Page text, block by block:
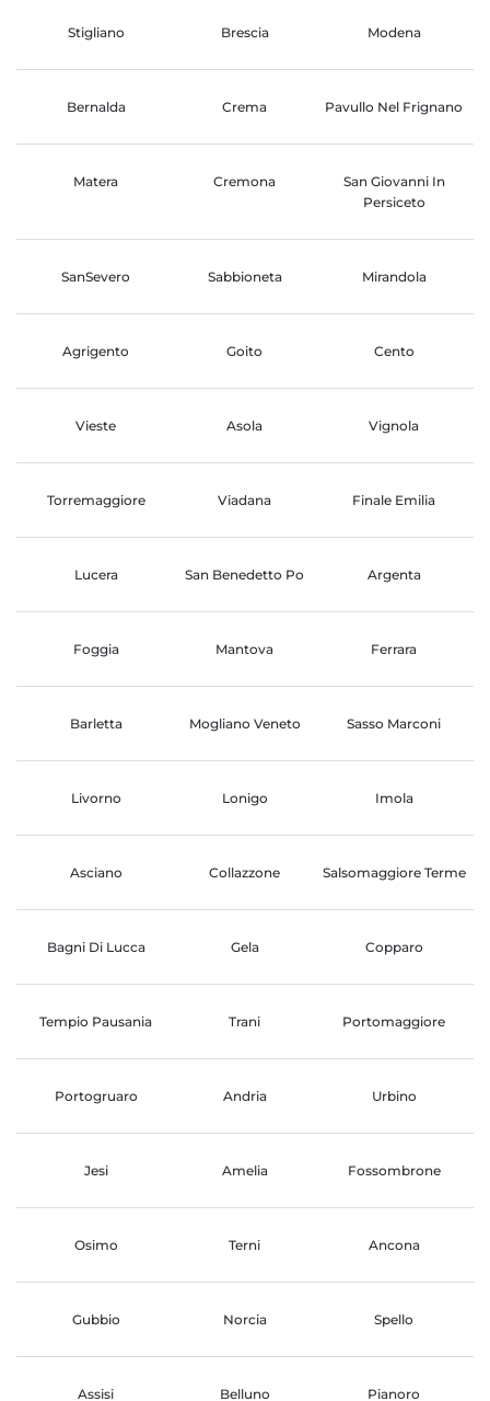
Stigliano Brescia Modena
Bernalda Crema Pavullo Nel Frignano
Matera Cremona
San Giovanni In
Persiceto
SanSevero Sabbioneta Mirandola
Agrigento Goito Cento
Vieste Asola Vignola
Torremaggiore Viadana Finale Emilia
Lucera San Benedetto Po Argenta
Foggia Mantova Ferrara
Barletta Mogliano Veneto Sasso Marconi
Livorno Lonigo Imola
Asciano Collazzone Salsomaggiore Terme
Bagni Di Lucca Gela Copparo
Tempio Pausania Trani Portomaggiore
Portogruaro Andria Urbino
Jesi Amelia Fossombrone
Osimo Terni Ancona
Gubbio Norcia Spello
Assisi Belluno Pianoro